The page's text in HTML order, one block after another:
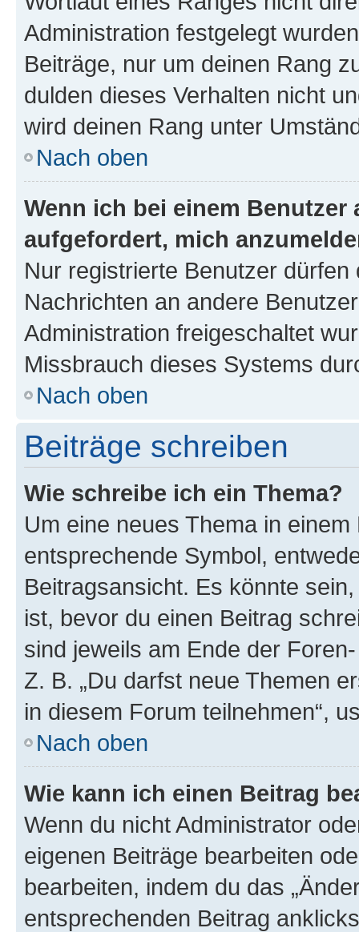
Administration festgelegt
Beiträge, nur um deinen Rang
dulden dieses Verhalten nicht
wird deinen Rang unter
Nach oben
Wenn ich bei einem
aufgefordert, mich
Nur registrierte Benutzer
Nachrichten an andere
Administration freigeschaltet
Missbrauch dieses Systems
Nach oben
Beiträge schreiben
Wie schreibe ich ein Thema?
Um eine neues Thema in
entsprechende Symbol,
Beitragsansicht. Es könnte
ist, bevor du einen Beitrag
sind jeweils am Ende der
Z. B. „Du darfst neue Themen
in diesem Forum teilnehmen“,
Nach oben
Wie kann ich einen Beitrag
Wenn du nicht Administrator
eigenen Beiträge bearbeiten
bearbeiten, indem du das
entsprechenden Beitrag